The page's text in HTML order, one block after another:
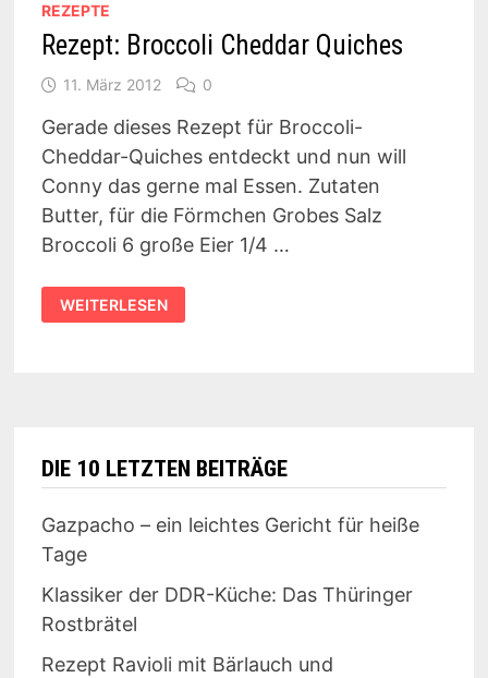
REZEPTE
Rezept: Broccoli Cheddar Quiches
11. März 2012 0
Gerade dieses Rezept für Broccoli-
Cheddar-Quiches entdeckt und nun will
Conny das gerne mal Essen. Zutaten
Butter, für die Förmchen Grobes Salz
Broccoli 6 große Eier 1/4 …
REZEPT:
BROCCOLI
CHEDDAR
WEITERLESEN
DIE 10 LETZTEN BEITRÄGE
Gazpacho – ein leichtes Gericht für heiße
Tage
Klassiker der DDR-Küche: Das Thüringer
Rostbrätel
Rezept Ravioli mit Bärlauch und